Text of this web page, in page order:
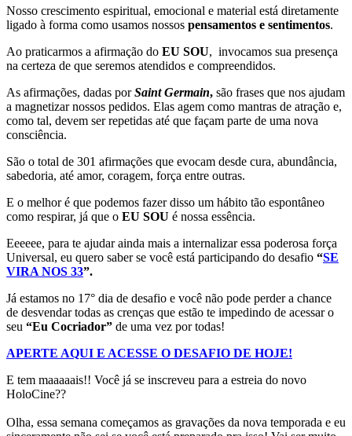
Nosso crescimento espiritual, emocional e material está diretamente
ligado à forma como usamos nossos pensamentos e sentimentos.
Ao praticarmos a afirmação do EU SOU, invocamos sua presença
na certeza de que seremos atendidos e compreendidos.
As afirmações, dadas porSaint Germain, são frases que nos ajudam
a magnetizar nossos pedidos. Elas agem como mantras de atração e,
como tal, devem ser repetidas até que façam parte de uma nova
consciência.
São o total de 301 afirmações que evocam desde cura, abundância,
sabedoria, até amor, coragem, força entre outras.
E o melhor é que podemos fazer disso um hábito tão espontâneo
como respirar, já que o EU SOU é nossa essência.
Eeeeee, para te ajudar ainda mais a internalizar essa poderosa força
Universal, eu quero saber se você está participando do desafio “SE
VIRA NOS 33”.
Já estamos no 17° dia de desafio e você não pode perder a chance
de desvendar todas as crenças que estão te impedindo de acessar o
seu “Eu Cocriador” de uma vez por todas!
APERTE AQUI E ACESSE O DESAFIO DE HOJE!
E tem maaaaais!! Você já se inscreveu para a estreia do novo
HoloCine??
Olha, essa semana começamos as gravações da nova temporada e eu